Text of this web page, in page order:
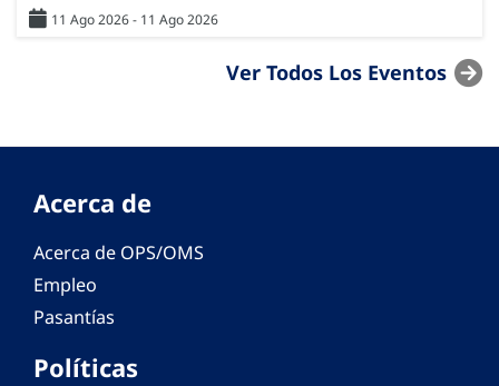
11 Ago 2026 - 11 Ago 2026
Ver Todos Los Eventos
Acerca de
Acerca de OPS/OMS
Empleo
Pasantías
Políticas